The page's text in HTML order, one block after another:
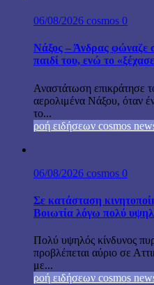
06/08/2026 cosmos 0
Νάξος – Άνδρας φώναζε
παιδί του, ενώ το
Αναστάτωση επικράτησε
αερολιμένα Νάξου, όταν
το...
ροή ειδήσεων cosmos
06/08/2026 cosmos 0
Σε κατάσταση
Βοιωτία λόγω πολύ
Πολύ υψηλός κίνδυνος
προβλέπεται αύριο σε
με...
ροή ειδήσεων cosmos